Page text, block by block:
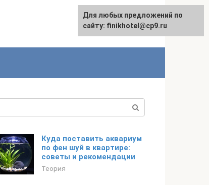
English
Куда поставить аквариум
по фен шуй в квартире:
советы и рекомендации
Теория
Для любых предложений по
сайту: finikhotel@cp9.ru